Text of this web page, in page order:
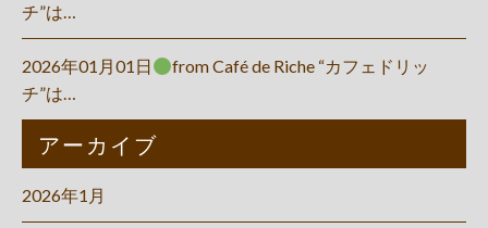
チ”は…
2026年01月01日
from Café de Riche “カフェドリッ
チ”は…
アーカイブ
2026年1月